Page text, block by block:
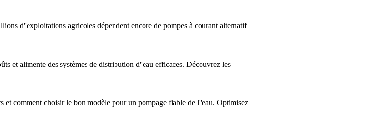
d''exploitations agricoles dépendent encore de pompes à courant alternatif
et alimente des systèmes de distribution d''eau efficaces. Découvrez les
comment choisir le bon modèle pour un pompage fiable de l''eau. Optimisez